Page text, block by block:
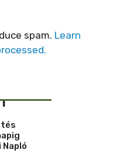
spam. Learn
Napló